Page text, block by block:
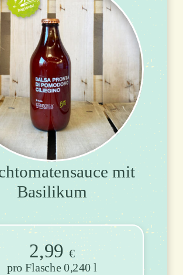
mit
Basilikum
2,99€
Flasche 0,240 l